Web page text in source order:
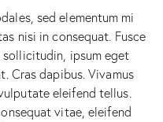
sed elementum mi
nisi in consequat. Fusce
sollicitudin, ipsum eget
Cras dapibus. Vivamus
eleifend tellus.
vitae, eleifend